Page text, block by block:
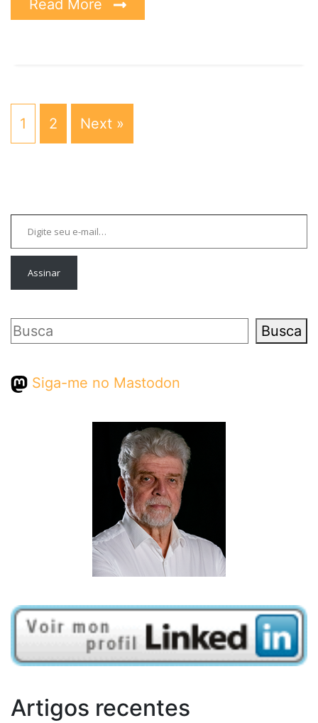
Read More
1 2 Next »
Digite seu e-mail…
Assinar
Pesquisar Busca
Siga-me no Mastodon
Artigos recentes